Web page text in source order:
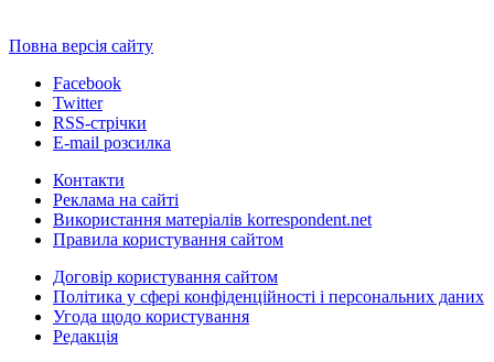
Повна версія сайту
Facebook
Twitter
RSS-стрічки
E-mail розсилка
Контакти
Реклама на сайті
Використання матеріалів korrespondent.net
Правила користування сайтом
Договір користування сайтом
Політика у сфері конфіденційності і персональних даних
Угода щодо користування
Редакція